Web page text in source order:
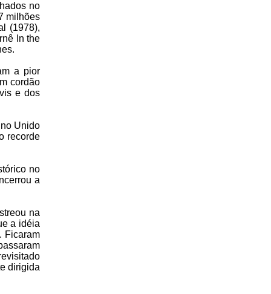
no
milhões
(1978),
In the
a pior
cordão
e dos
Unido
recorde
no
a
na
a idéia
Ficaram
dirigida